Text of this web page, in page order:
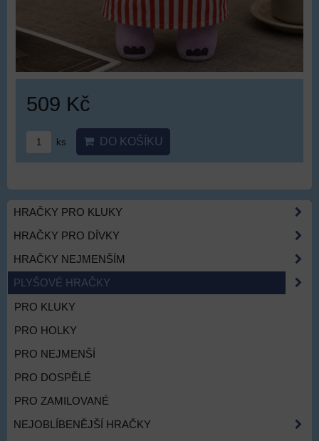
509 Kč
ks DO KOŠÍKU
HRAČKY PRO KLUKY
HRAČKY PRO DÍVKY
HRAČKY NEJMENŠÍM
PLYŠOVÉ HRAČKY
PRO KLUKY
PRO HOLKY
PRO NEJMENŠÍ
PRO DOSPĚLÉ
PRO ZAMILOVANÉ
NEJOBLÍBENĚJŠÍ HRAČKY